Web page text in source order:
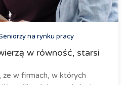
na rynku pracy
w równość, starsi
że w firmach, w których